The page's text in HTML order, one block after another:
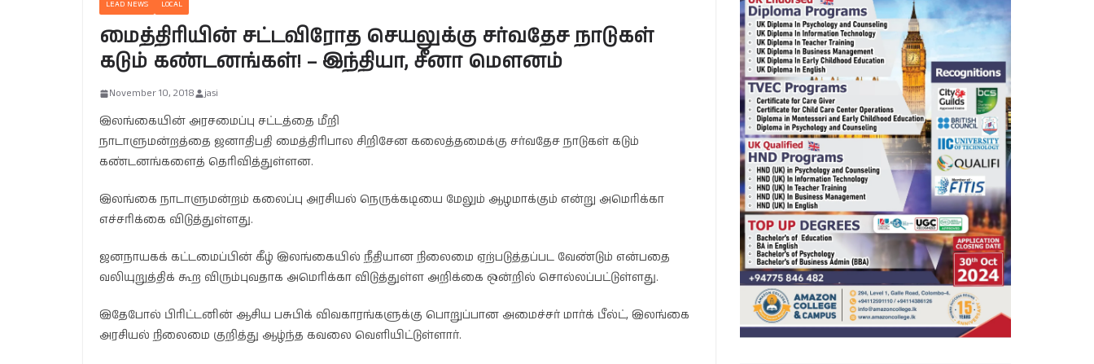
LEAD NEWS LOCAL
மைத்திரியின் சட்டவிரோத செயலுக்கு சர்வதேச நாடுகள்
கடும் கண்டனங்கள்! – இந்தியா, சீனா மௌனம்
November 10, 2018 jasi
இலங்கையின் அரசமைப்பு சட்டத்தை மீறி
நாடாளுமன்றத்தை ஜனாதிபதி மைத்திரிபால சிறிசேன கலைத்தமைக்கு சர்வதேச நாடுகள் கடும்
கண்டனங்களைத் தெரிவித்துள்ளன.
இலங்கை நாடாளுமன்றம் கலைப்பு அரசியல் நெருக்கடியை மேலும் ஆழமாக்கும் என்று அமெரிக்கா
எச்சரிக்கை விடுத்துள்ளது.
ஜனநாயகக் கட்டமைப்பின் கீழ் இலங்கையில் நீதியான நிலைமை ஏற்படுத்தப்பட வேண்டும் என்பதை
வலியுறுத்திக் கூற விரும்புவதாக அமெரிக்கா விடுத்துள்ள அறிக்கை ஒன்றில் சொல்லப்பட்டுள்ளது.
இதேபோல் பிரிட்டனின் ஆசிய பசுபிக் விவகாரங்களுக்கு பொறுப்பான அமைச்சர் மார்க் பீல்ட், இலங்கை
அரசியல் நிலைமை குறித்து ஆழ்ந்த கவலை வெளியிட்டுள்ளார்.